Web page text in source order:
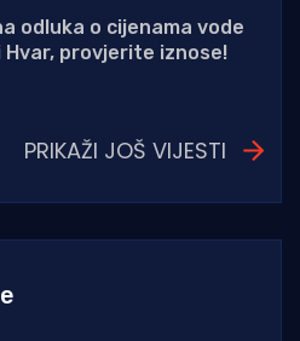
odluka o cijenama vode
Hvar, provjerite iznose!
PRIKAŽI JOŠ VIJESTI